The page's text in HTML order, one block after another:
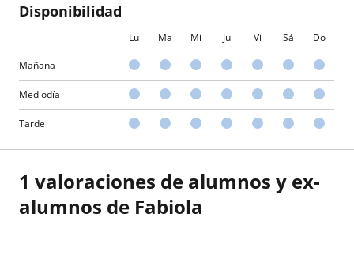
Disponibilidad
Lu Ma Mi Ju Vi Sá Do
Mañana
Mediodía
Tarde
1 valoraciones de alumnos y ex-
alumnos de Fabiola